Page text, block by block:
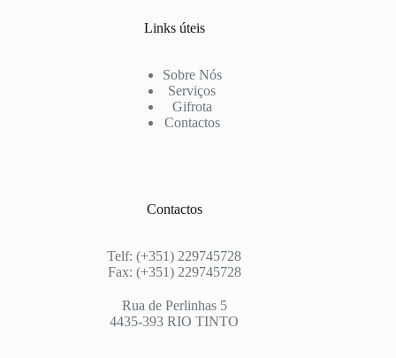
Links úteis
Sobre Nós
Serviços
Gifrota
Contactos
Contactos
Telf: (+351) 229745728
Fax: (+351) 229745728
Rua de Perlinhas 5
4435-393 RIO TINTO